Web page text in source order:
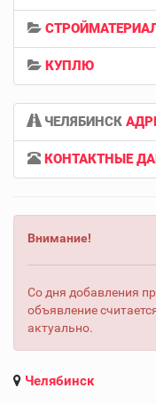
КУПЛЮ
ЧЕЛЯБИНСК
КОНТАКТНЫЕ
Внимание!
Со дня добавления
объявление
актуально.
Челябинск